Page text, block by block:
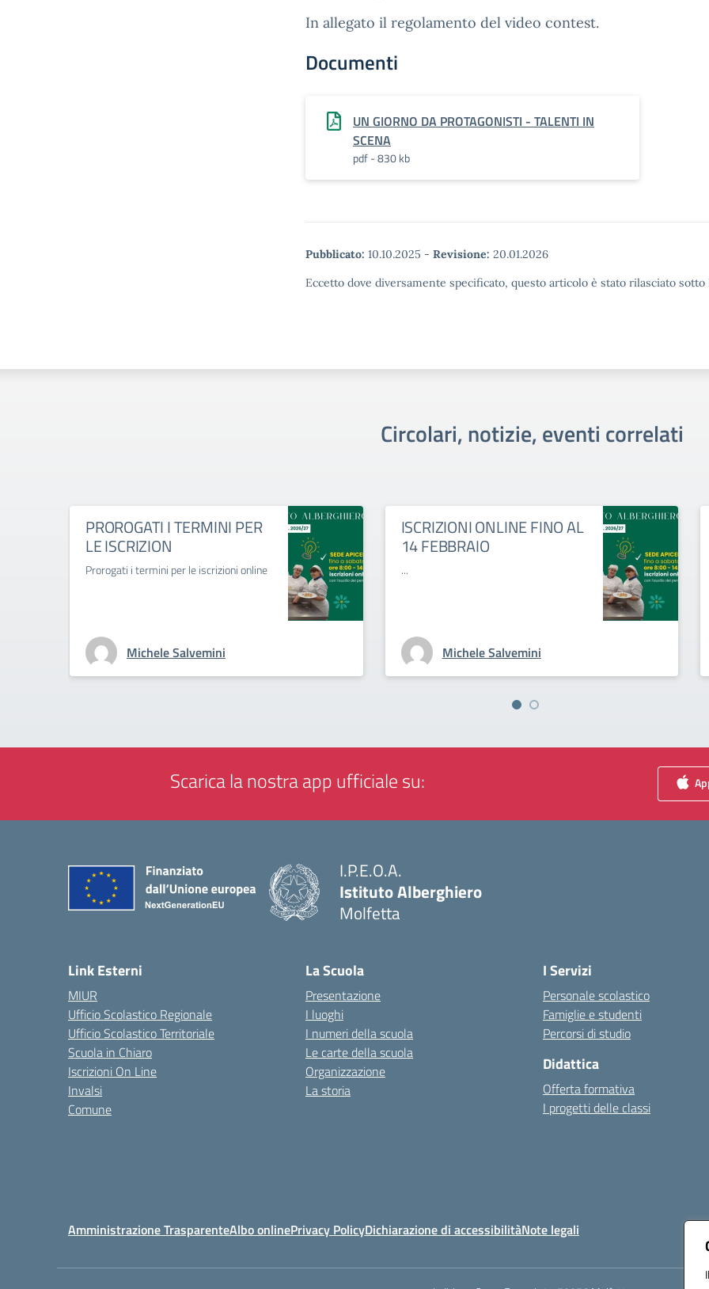
In allegato il regolamento del video contest.
Documenti
UN GIORNO DA PROTAGONISTI - TALENTI IN
SCENA
pdf - 830 kb
Pubblicato: 10.10.2025 - Revisione: 20.01.2026
Eccetto dove diversamente specificato, questo articolo è stato rilasciato
Circolari, notizie, eventi correlati
PROROGATI I TERMINI PER
LE ISCRIZION
Prorogati i termini per le iscrizioni online
Michele Salvemini
ISCRIZIONI ONLINE FINO AL
14 FEBBRAIO
...
Michele Salvemini
Scarica la nostra app ufficiale su:
I.P.E.O.A.
Istituto Alberghiero
Molfetta
Link Esterni
MIUR
Ufficio Scolastico Regionale
Ufficio Scolastico Territoriale
Scuola in Chiaro
Iscrizioni On Line
Invalsi
Comune
La Scuola
Presentazione
I luoghi
I numeri della scuola
Le carte della scuola
Organizzazione
La storia
I Servizi
Personale scolastico
Famiglie e studenti
Percorsi di studio
Didattica
Offerta formativa
I progetti delle classi
Amministrazione TrasparenteAlbo onlinePrivacy PolicyDichiarazione di accessibilitàNote legali